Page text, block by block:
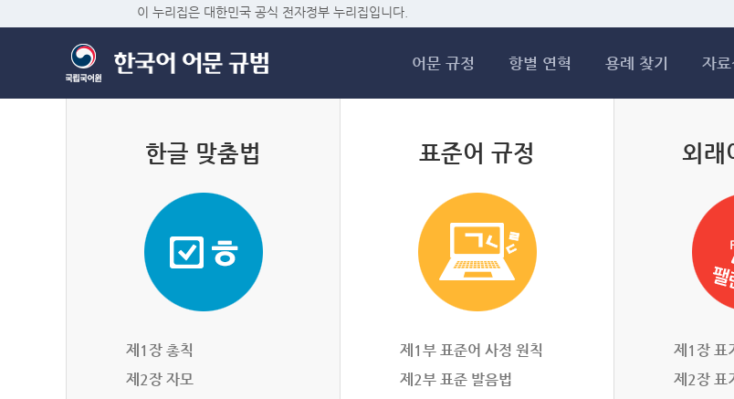
이 누리집은 대한민국 공식 전자정부 누리집입니다.
어문 규정 항별 연혁 용례 찾기 자료
한글 맞춤법
제1장 총칙
제2장 자모
표준어 규정
제1부 표준어 사정 원칙
제2부 표준 발음법
외래
제1장 표
제2장 표